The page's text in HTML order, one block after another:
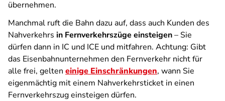
übernehmen.
Manchmal ruft die Bahn dazu auf, dass auch Kunden des
Nahverkehrs in Fernverkehrszüge einsteigen– Sie
dürfen dann in IC und ICE und mitfahren. Achtung: Gibt
das Eisenbahnunternehmen den Fernverkehr nicht für
alle frei, gelten einige Einschränkungen, wann Sie
eigenmächtig mit einem Nahverkehrsticket in einen
Fernverkehrszug einsteigen dürfen.